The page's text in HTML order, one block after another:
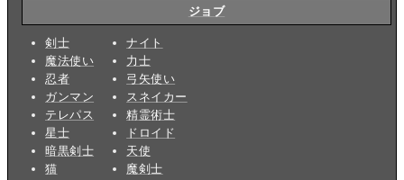
ジョブ
剣士
魔法使い
忍者
ガンマン
テレパス
星士
暗黒剣士
猫
ナイト
力士
弓矢使い
スネイカー
精霊術士
ドロイド
天使
魔剣士